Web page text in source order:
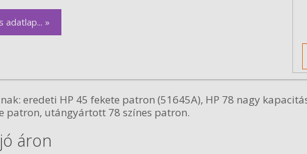
adatlap... »
eredeti HP 45 fekete patron (51645A), HP 78 nagy
patron, utángyártott 78 színes patron.
áron